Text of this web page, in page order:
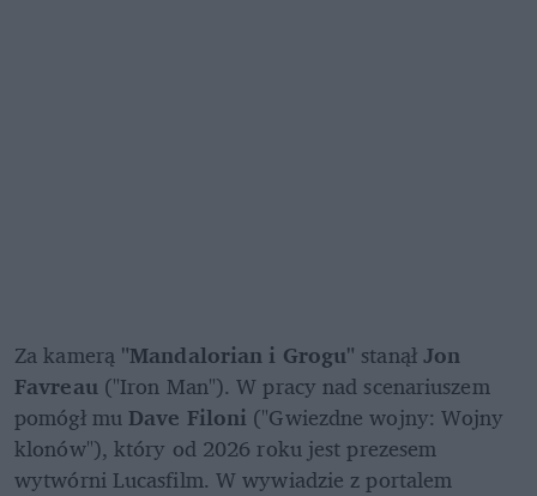
Za kamerą "Mandalorian i Grogu" stanął Jon
Favreau ("Iron Man"). W pracy nad scenariuszem
pomógł mu Dave Filoni ("Gwiezdne wojny: Wojny
klonów"), który od 2026 roku jest prezesem
wytwórni Lucasfilm. W wywiadzie z portalem